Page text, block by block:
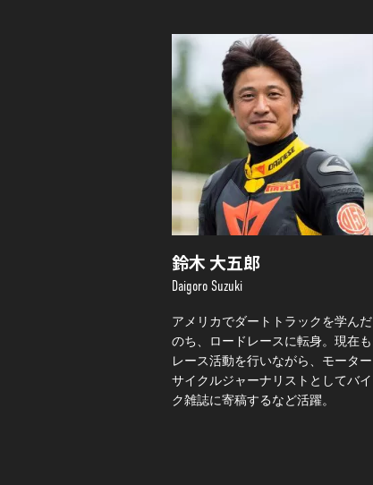
鈴木 大五郎
Daigoro Suzuki
アメリカでダートトラックを学んだ
のち、ロードレースに転身。現在も
レース活動を行いながら、モーター
サイクルジャーナリストとしてバイ
ク雑誌に寄稿するなど活躍。